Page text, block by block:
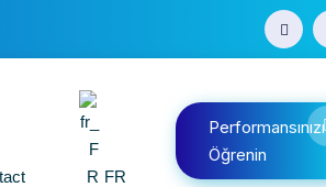
FR
Performansınızı
Öğrenin